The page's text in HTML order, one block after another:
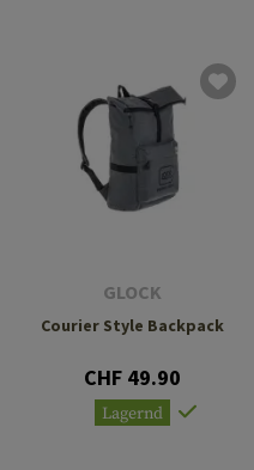
GLOCK
Courier Style Backpack
CHF 49.90
Lagernd